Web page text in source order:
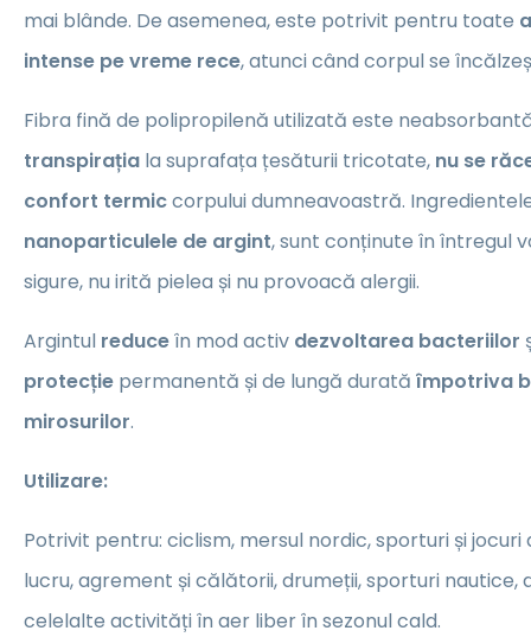
mai blânde. De asemenea, este potrivit pentru toate
intense pe vreme rece, atunci când corpul se
Fibra fină de polipropilenă utilizată este
transpirația la suprafața țesăturii tricotate, nu se
confort termiccorpului dumneavoastră.
nanoparticulele de argint, sunt conținute în întregul
sigure, nu irită pielea și nu provoacă alergii.
Argintul reduceîn mod activ dezvoltarea bacteriilor
protecție permanentă și de lungă durată împotriva
mirosurilor.
Utilizare:
Potrivit pentru: ciclism, mersul nordic, sporturi și
lucru, agrement și călătorii, drumeții, sporturi nautice,
celelalte activități în aer liber în sezonul cald.